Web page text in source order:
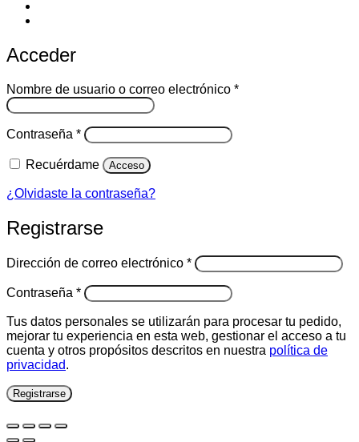
Acceder
Nombre de usuario o correo electrónico *Obligatorio
Contraseña *Obligatorio
Recuérdame Acceso
¿Olvidaste la contraseña?
Registrarse
Dirección de correo electrónico *Obligatorio
Contraseña *Obligatorio
Tus datos personales se utilizarán para procesar tu pedido,
mejorar tu experiencia en esta web, gestionar el acceso a tu
cuenta y otros propósitos descritos en nuestra política de
privacidad.
Registrarse